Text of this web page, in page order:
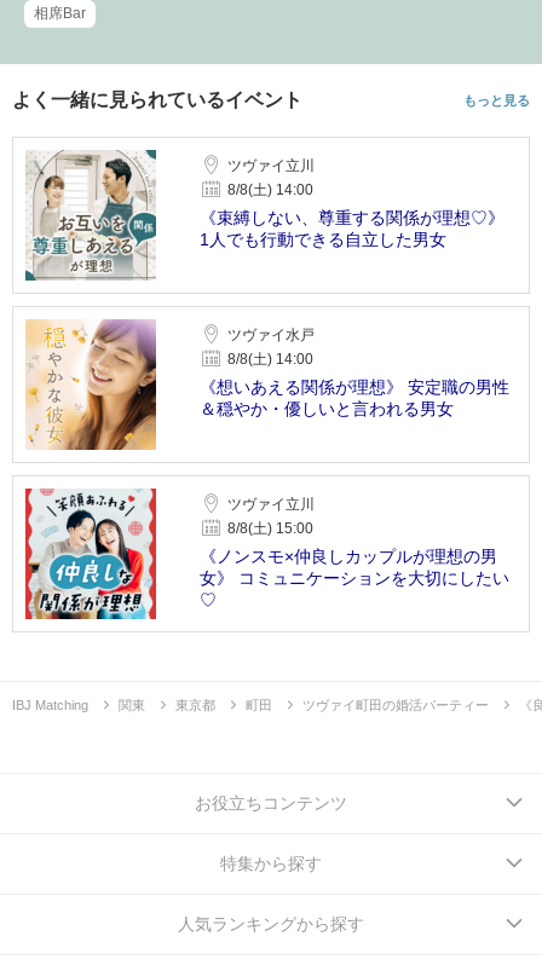
相席Bar
よく一緒に見られているイベント もっと見る
ツヴァイ立川
8/8(土) 14:00
《束縛しない、尊重する関係が理想♡》
1人でも行動できる自立した男女
ツヴァイ水戸
8/8(土) 14:00
《想いあえる関係が理想》 安定職の男性
＆穏やか・優しいと言われる男女
ツヴァイ立川
8/8(土) 15:00
《ノンスモ×仲良しカップルが理想の男
女》 コミュニケーションを大切にしたい
♡
IBJ Matching 関東 東京都 町田 ツヴァイ町田の婚活パーティー 《
お役立ちコンテンツ
特集から探す
人気ランキングから探す